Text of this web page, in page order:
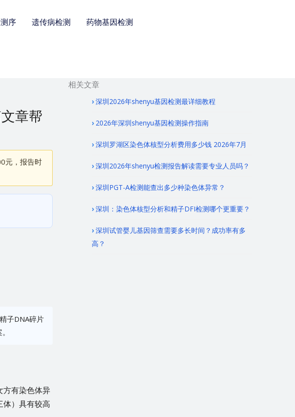
序 遗传病检测 药物基因检测
章帮
元，报告时
子DNA碎片
方有染色体异
体）具有较高
相关文章
深圳2026年shenyu基因检测最详细教程
2026年深圳shenyu基因检测操作指南
深圳罗湖区染色体核型分析费用多少钱 2026年7月
深圳2026年shenyu检测报告解读需要专业人员吗？
深圳PGT-A检测能查出多少种染色体异常？
深圳：染色体核型分析和精子DFI检测哪个更重要？
深圳试管婴儿基因筛查需要多长时间？成功率有多
高？